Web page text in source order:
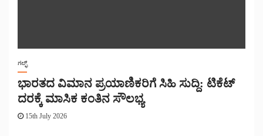
ಗಲ್ಫ್
ಭಾರತದ ವಿಮಾನ ಪ್ರಯಾಣಿಕರಿಗೆ ಸಿಹಿ ಸುದ್ದಿ: ಟಿಕೆಟ್
ದರಕ್ಕೆ ಮಾಸಿಕ ಕಂತಿನ ಸೌಲಭ್ಯ
15th July 2026